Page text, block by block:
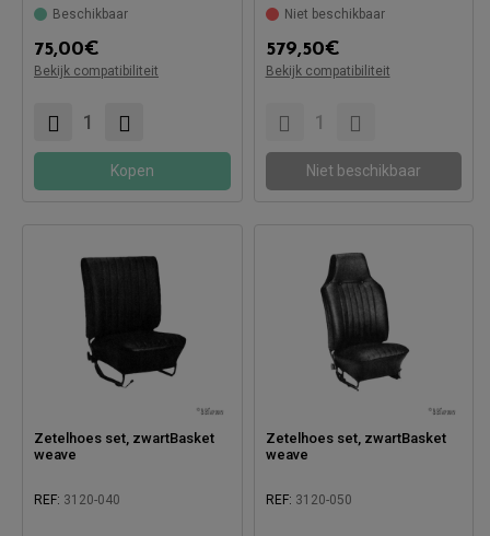
Beschikbaar
75,00€
Bekijk compatibiliteit
Compatibel met:
Kopen
Niet beschikbaar
579,50€
Bekijk compatibiliteit
Niet beschikbaar
Zetelhoes set, zwartBasket
weave
REF: 3120-040
Zetelhoes set, zwartBasket
weave
REF: 3120-050